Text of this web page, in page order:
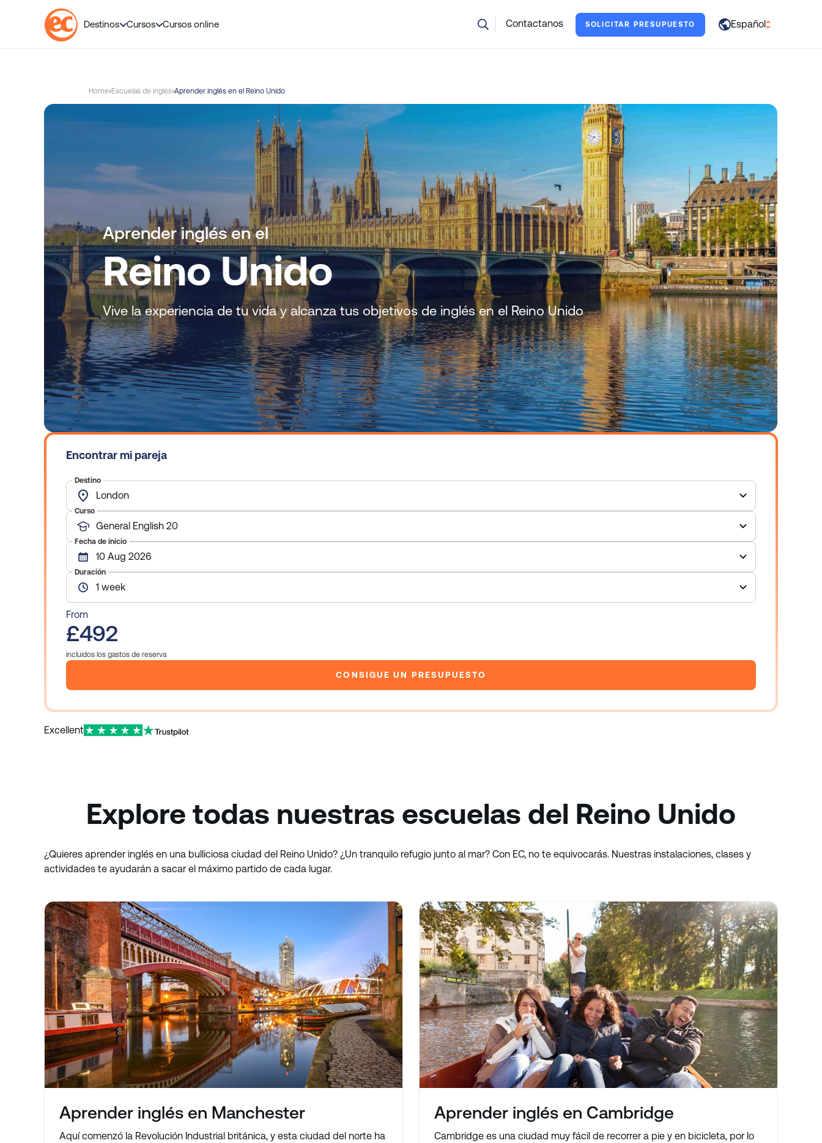
Destinos Cursos Cursos online Contactanos SOLICITAR PRESUPUESTO Español
日本語
Português
Русский
Español
Home Escuelas de inglés Aprender inglés en el Reino Unido
Aprender inglés en el
Reino Unido
Vive la experiencia de tu vida y alcanza tus objetivos de inglés en el Reino Unido
Encontrar mi pareja
Destino
London
Curso
General English 20
Fecha de inicio
10 Aug 2026
Duración
1 week
From
£492
incluidos los gastos de reserva
CONSIGUE UN PRESUPUESTO
Excellent
Explore todas nuestras escuelas del Reino Unido
¿Quieres aprender inglés en una bulliciosa ciudad del Reino Unido? ¿Un tranquilo refugio junto al mar? Con EC, no te equivocarás. Nuestras instalaciones, clases y
actividades te ayudarán a sacar el máximo partido de cada lugar.
Aprender inglés en Manchester
Aquí comenzó la Revolución Industrial británica, y esta ciudad del norte ha
Aprender inglés en Cambridge
Cambridge es una ciudad muy fácil de recorrer a pie y en bicicleta, por lo